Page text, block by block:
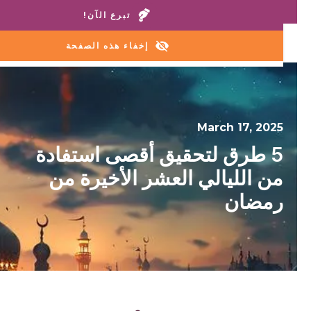
اتصل بمنازلنا أو خط المساعدة: +1 888 711 6472
تبرع الآن!
إخفاء هذه الصفحة
March 17, 2025
5 طرق لتحقيق أقصى استفادة
من الليالي العشر الأخيرة من
رمضان